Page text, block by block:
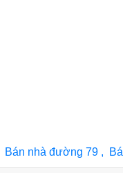
nhà đường 79 ,